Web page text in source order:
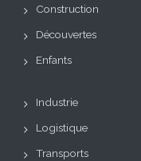
Construction
Découvertes
Enfants
Industrie
Logistique
Transports